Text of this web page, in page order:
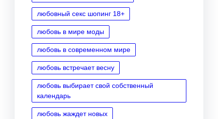
любовный секс шопинг 18+
любовь в мире моды
любовь в современном мире
любовь встречает весну
любовь выбирает свой собственный
календарь
любовь жаждет новых